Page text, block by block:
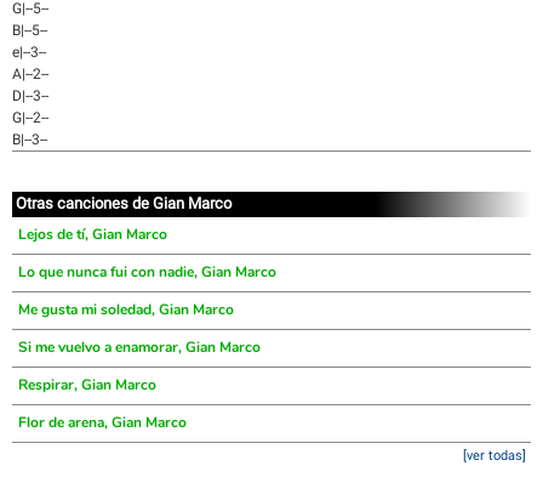
G|--5--
B|--5--
e|--3--
A|--2--
D|--3--
G|--2--
B|--3--
Otras canciones de Gian Marco
Lejos de tí, Gian Marco
Lo que nunca fui con nadie, Gian Marco
Me gusta mi soledad, Gian Marco
Si me vuelvo a enamorar, Gian Marco
Respirar, Gian Marco
Flor de arena, Gian Marco
[ver todas]